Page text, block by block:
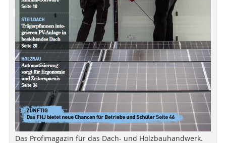
Das Profimagazin für das Dach- und Holzbauhandwerk.